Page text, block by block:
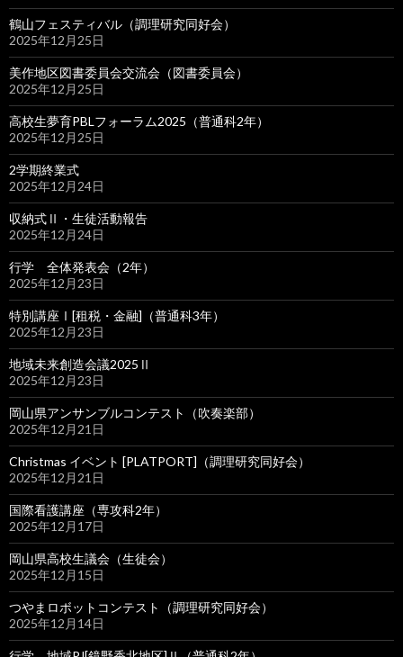
鶴山フェスティバル（調理研究同好会）
2025年12月25日
美作地区図書委員会交流会（図書委員会）
2025年12月25日
高校生夢育PBLフォーラム2025（普通科2年）
2025年12月25日
2学期終業式
2025年12月24日
収納式Ⅱ・生徒活動報告
2025年12月24日
行学 全体発表会（2年）
2025年12月23日
特別講座Ⅰ[租税・金融]（普通科3年）
2025年12月23日
地域未来創造会議2025Ⅱ
2025年12月23日
岡山県アンサンブルコンテスト（吹奏楽部）
2025年12月21日
Christmas イベント [PLATPORT]（調理研究同好会）
2025年12月21日
国際看護講座（専攻科2年）
2025年12月17日
岡山県高校生議会（生徒会）
2025年12月15日
つやまロボットコンテスト（調理研究同好会）
2025年12月14日